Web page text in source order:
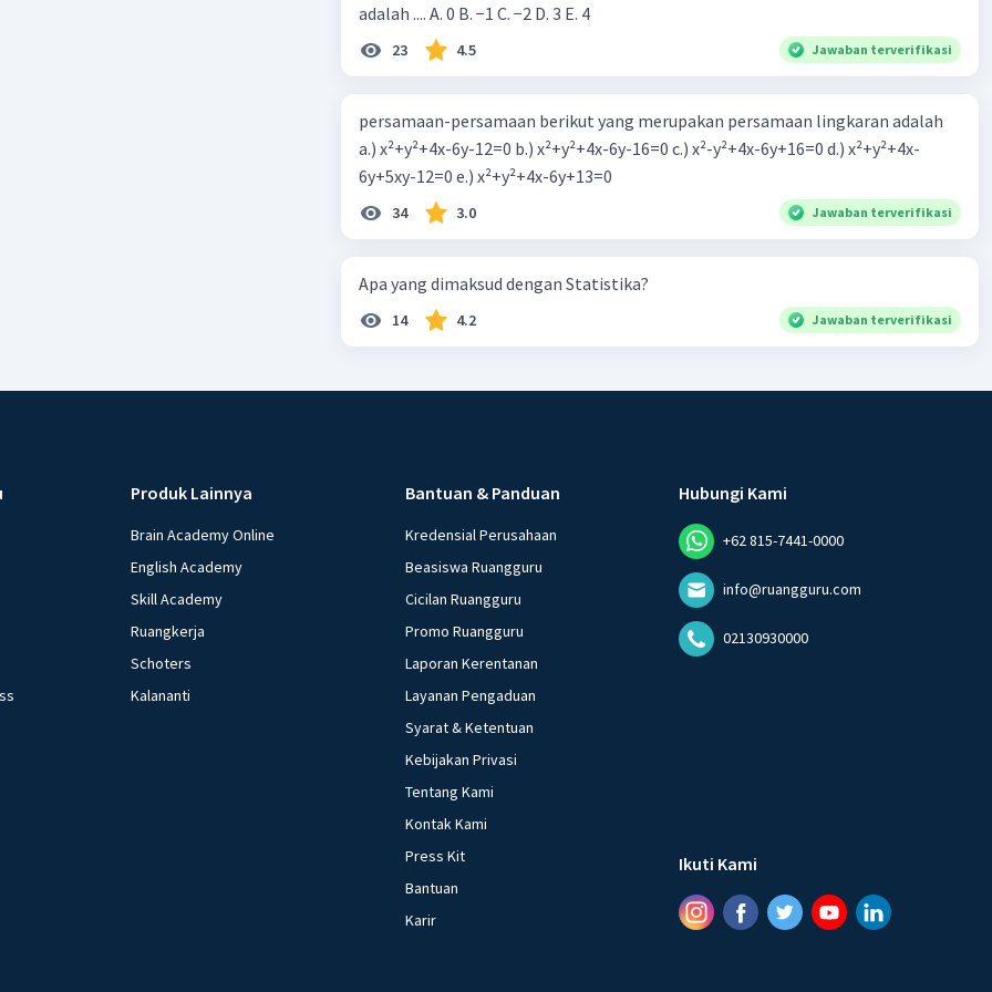
adalah .... A. 0 B. −1 C. −2 D. 3 E. 4
23 4.5 Jawaban terverifikasi
persamaan-persamaan berikut yang merupakan persamaan lingkaran adalah
a.) x²+y²+4x-6y-12=0 b.) x²+y²+4x-6y-16=0 c.) x²-y²+4x-6y+16=0 d.) x²+y²+4x-
6y+5xy-12=0 e.) x²+y²+4x-6y+13=0
34 3.0 Jawaban terverifikasi
Apa yang dimaksud dengan Statistika?
14 4.2 Jawaban terverifikasi
Produk Lainnya
Brain Academy Online
English Academy
Skill Academy
Ruangkerja
Schoters
Kalananti
Bantuan & Panduan
Kredensial Perusahaan
Beasiswa Ruangguru
Cicilan Ruangguru
Promo Ruangguru
Laporan Kerentanan
Layanan Pengaduan
Syarat & Ketentuan
Kebijakan Privasi
Tentang Kami
Kontak Kami
Press Kit
Bantuan
Karir
Hubungi Kami
+62 815-7441-0000
info@ruangguru.com
02130930000
Ikuti Kami